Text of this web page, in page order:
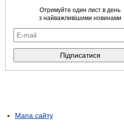
Отримуйте один лист в день
з найважливішими новинами
Мапа сайту